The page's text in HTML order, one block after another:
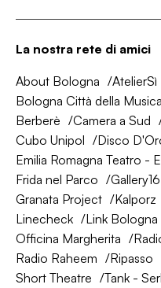
La nostra rete di amici
About Bologna AtelierSì
Bologna Città della
Berberè
Camera a Sud
Cubo Unipol
Disco
Emilia Romagna Teatro -
Frida nel Parco
Gallery16
Granata Project
Kalporz
Linecheck
Link Bologna
Officina Margherita
Radio Raheem
Ripasso
Short Theatre
Tank -